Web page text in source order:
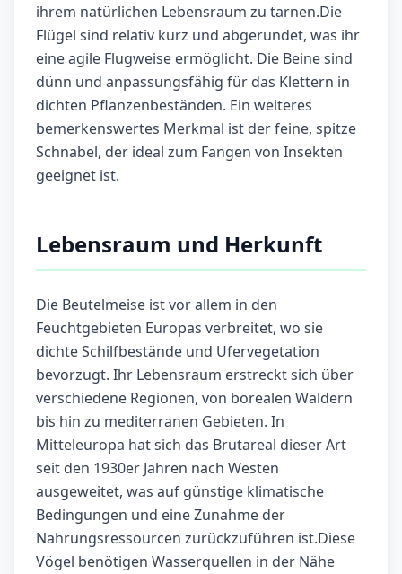
ihrem natürlichen Lebensraum zu tarnen.Die
Flügel sind relativ kurz und abgerundet, was ihr
eine agile Flugweise ermöglicht. Die Beine sind
dünn und anpassungsfähig für das Klettern in
dichten Pflanzenbeständen. Ein weiteres
bemerkenswertes Merkmal ist der feine, spitze
Schnabel, der ideal zum Fangen von Insekten
geeignet ist.
Lebensraum und Herkunft
Die Beutelmeise ist vor allem in den
Feuchtgebieten Europas verbreitet, wo sie
dichte Schilfbestände und Ufervegetation
bevorzugt. Ihr Lebensraum erstreckt sich über
verschiedene Regionen, von borealen Wäldern
bis hin zu mediterranen Gebieten. In
Mitteleuropa hat sich das Brutareal dieser Art
seit den 1930er Jahren nach Westen
ausgeweitet, was auf günstige klimatische
Bedingungen und eine Zunahme der
Nahrungsressourcen zurückzuführen ist.Diese
Vögel benötigen Wasserquellen in der Nähe